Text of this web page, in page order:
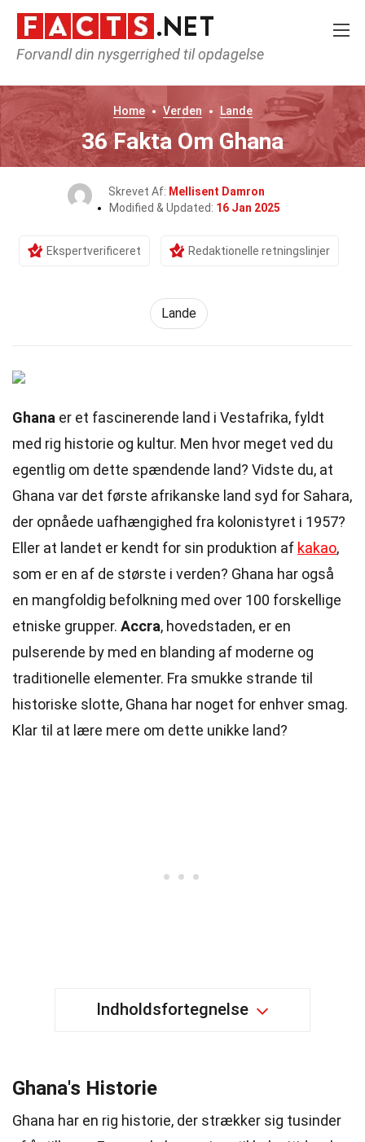
Forvandl din nysgerrighed til opdagelse
Home Verden Lande
36 Fakta Om Ghana
Skrevet Af: Mellisent Damron
Modified & Updated: 16 Jan 2025
Ekspertverificeret Redaktionelle retningslinjer
Lande
Ghana er et fascinerende land i Vestafrika, fyldt
med rig historie og kultur. Men hvor meget ved du
egentlig om dette spændende land? Vidste du, at
Ghana var det første afrikanske land syd for Sahara,
der opnåede uafhængighed fra kolonistyret i 1957?
Eller at landet er kendt for sin produktion af kakao,
som er en af de største i verden? Ghana har også
en mangfoldig befolkning med over 100 forskellige
etniske grupper. Accra, hovedstaden, er en
pulserende by med en blanding af moderne og
traditionelle elementer. Fra smukke strande til
historiske slotte, Ghana har noget for enhver smag.
Klar til at lære mere om dette unikke land?
Indholdsfortegnelse
Ghana's Historie
Ghana har en rig historie, der strækker sig tusinder